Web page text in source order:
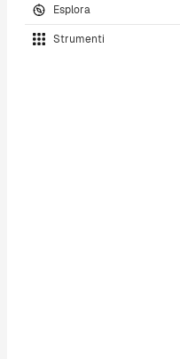
Esplora
Strumenti